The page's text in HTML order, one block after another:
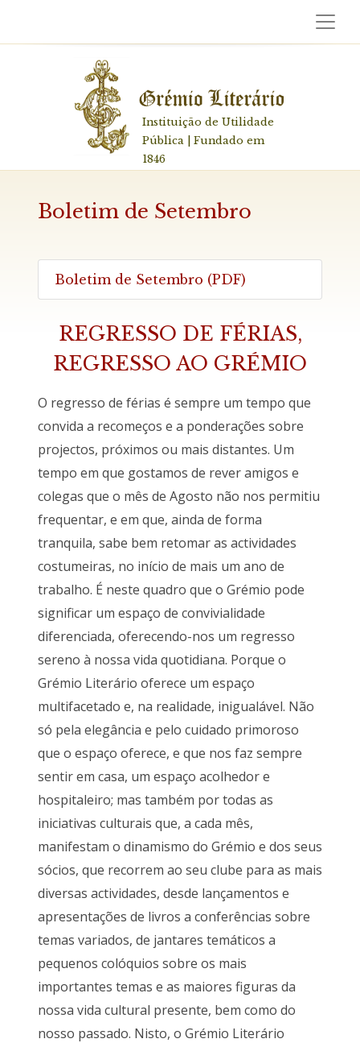
Instituição de Utilidade
Pública | Fundado em
1846
Boletim de Setembro
Boletim de Setembro (PDF)
REGRESSO DE FÉRIAS,
REGRESSO AO GRÉMIO
O regresso de férias é sempre um tempo que
convida a recomeços e a ponderações sobre
projectos, próximos ou mais distantes. Um
tempo em que gostamos de rever amigos e
colegas que o mês de Agosto não nos permitiu
frequentar, e em que, ainda de forma
tranquila, sabe bem retomar as actividades
costumeiras, no início de mais um ano de
trabalho. É neste quadro que o Grémio pode
significar um espaço de convivialidade
diferenciada, oferecendo-nos um regresso
sereno à nossa vida quotidiana. Porque o
Grémio Literário oferece um espaço
multifacetado e, na realidade, inigualável. Não
só pela elegância e pelo cuidado primoroso
que o espaço oferece, e que nos faz sempre
sentir em casa, um espaço acolhedor e
hospitaleiro; mas também por todas as
iniciativas culturais que, a cada mês,
manifestam o dinamismo do Grémio e dos seus
sócios, que recorrem ao seu clube para as mais
diversas actividades, desde lançamentos e
apresentações de livros a conferências sobre
temas variados, de jantares temáticos a
pequenos colóquios sobre os mais
importantes temas e as maiores figuras da
nossa vida cultural presente, bem como do
nosso passado. Nisto, o Grémio Literário